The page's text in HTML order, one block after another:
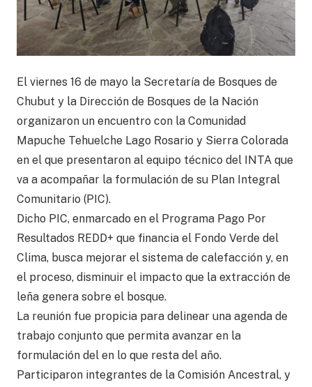
El viernes 16 de mayo la Secretaría de Bosques de
Chubut y la Dirección de Bosques de la Nación
organizaron un encuentro con la Comunidad
Mapuche Tehuelche Lago Rosario y Sierra Colorada
en el que presentaron al equipo técnico del INTA que
va a acompañar la formulación de su Plan Integral
Comunitario (PIC).
Dicho PIC, enmarcado en el Programa Pago Por
Resultados REDD+ que financia el Fondo Verde del
Clima, busca mejorar el sistema de calefacción y, en
el proceso, disminuir el impacto que la extracción de
leña genera sobre el bosque.
La reunión fue propicia para delinear una agenda de
trabajo conjunto que permita avanzar en la
formulación del en lo que resta del año.
Participaron integrantes de la Comisión Ancestral, y